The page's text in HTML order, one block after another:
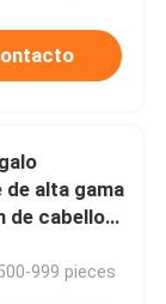
alta gama
de cabello
cinta
999 pieces